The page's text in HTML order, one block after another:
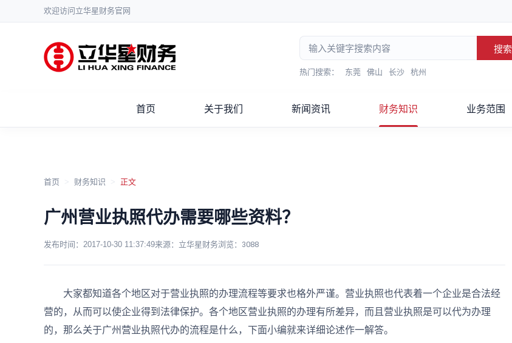
欢迎访问立华星财务官网
搜索
热门搜索： 东莞 佛山 长沙 杭州
首页 关于我们 新闻资讯 财务知识 业务范围
首页 财务知识 正文
广州营业执照代办需要哪些资料？
发布时间： 2017-10-30 11:37:49来源：立华星财务浏览： 3088
大家都知道各个地区对于营业执照的办理流程等要求也格外严谨。营业执照也代表着一个企业是合法经
营的，从而可以使企业得到法律保护。各个地区营业执照的办理有所差异，而且营业执照是可以代为办理
的，那么关于广州营业执照代办的流程是什么，下面小编就来详细论述作一解答。